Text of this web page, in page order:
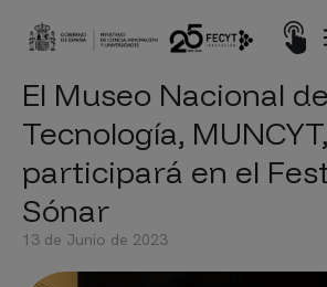
Imagen
13 de Junio de 2023
El Museo Nacional
Tecnología, MUNCYT,
participará en el
Sónar